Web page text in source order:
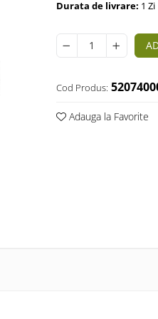
Durata de livrare: 1
Cod Produs:
Adauga la Favorite